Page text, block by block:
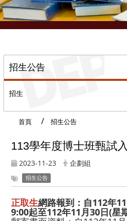
招生公告
招生
首頁 招生公告
113學年度博士班甄試
2023-11-23 企劃組
招生公告
正取生網路報到：自112年
9:00起至112年11月30日(星